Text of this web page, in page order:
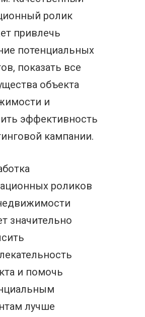
ролик
привлечь
потенциальных
показать все
объекта
и
эффективность
кампании.
роликов
значительно
и помочь
лучше